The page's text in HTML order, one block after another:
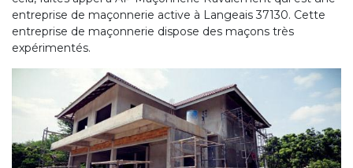
entreprise de maçonnerie active à Langeais 37130. Cette
entreprise de maçonnerie dispose des maçons très
expérimentés.